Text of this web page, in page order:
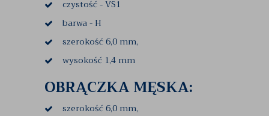
czystość - VS1
barwa - H
szerokość 6,0 mm,
wysokość 1,4 mm
OBRĄCZKA MĘSKA:
szerokość 6,0 mm,